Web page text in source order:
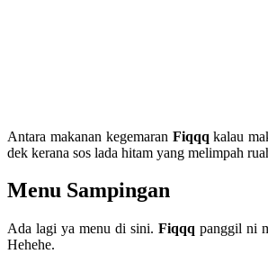
Antara makanan kegemaran Fiqqq kalau
dek kerana sos lada hitam yang melimpah
Menu Sampingan
Ada lagi ya menu di sini. Fiqqq panggil ni
Hehehe.